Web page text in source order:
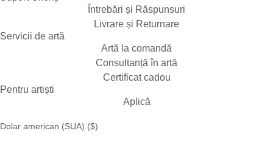
Întrebări și Răspunsuri
Livrare și Returnare
Servicii de artă
Artă la comandă
Consultanță în artă
Certificat cadou
Pentru artiști
Aplică
Dolar american (SUA) ($)